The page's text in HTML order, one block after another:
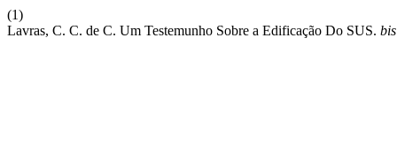
(1)
Lavras, C. C. de C. Um Testemunho Sobre a Edificação Do SUS. bis